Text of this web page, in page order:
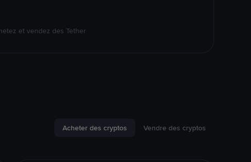
et vendez des Tether
Acheter des cryptos Vendre des cryptos